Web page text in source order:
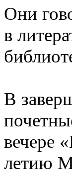
Они
в
В
вечере
летию